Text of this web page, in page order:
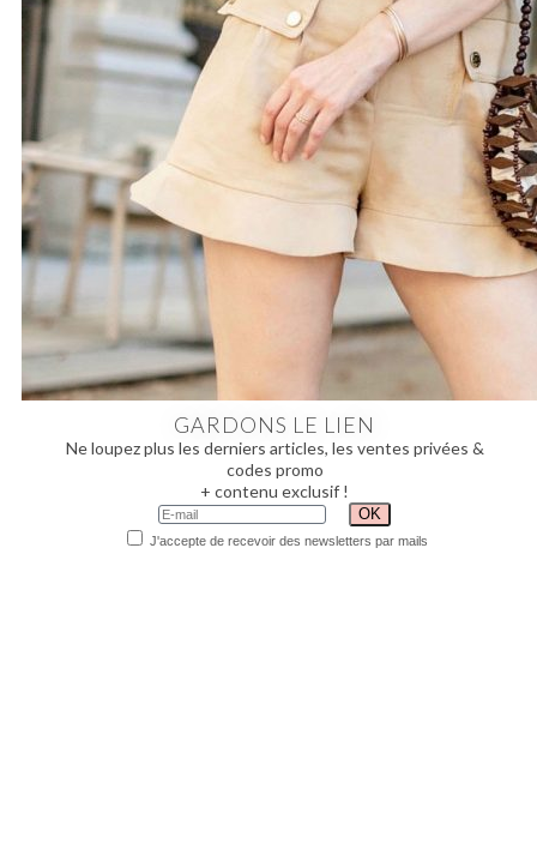
GARDONS LE LIEN
Ne loupez plus les derniers articles, les ventes privées &
codes promo
+ contenu exclusif !
J'accepte de recevoir des newsletters par mails